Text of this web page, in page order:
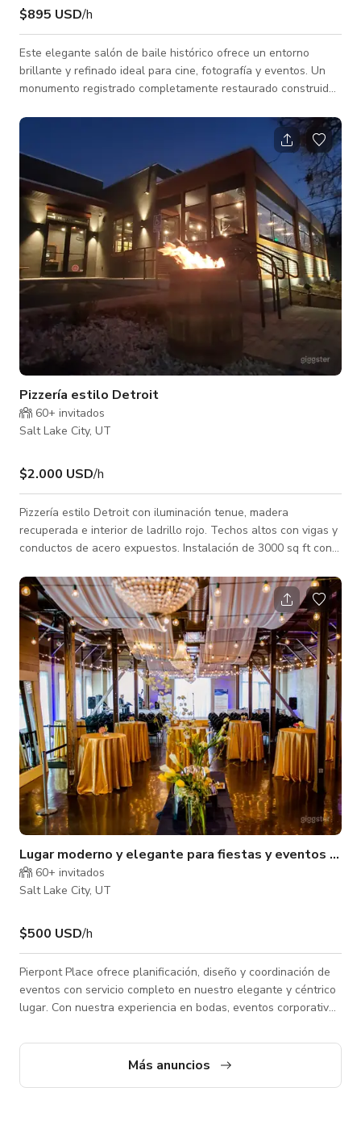
$895 USD/h
Este elegante salón de baile histórico ofrece un entorno
brillante y refinado ideal para cine, fotografía y eventos. Un
monumento registrado completamente restaurado construido
con detalles clásicos cuidadosamente preservados. El salón
principal está lleno de luz natural proveniente de ventanas
altas y cuenta con techos altos con frescos hechos a mano,
molduras ornamentadas y candelabros llamativos. Una paleta
de colores blanca n
Pizzería estilo Detroit
60+ invitados
Salt Lake City, UT
$2.000 USD/h
Pizzería estilo Detroit con iluminación tenue, madera
recuperada e interior de ladrillo rojo. Techos altos con vigas y
conductos de acero expuestos. Instalación de 3000 sq ft con
y un bar grande y hermoso. Capacidad para hasta 130
invitados.
Lugar moderno y elegante para fiestas y eventos en
60+ invitados
Salt Lake City, UT
$500 USD/h
Pierpont Place ofrece planificación, diseño y coordinación de
eventos con servicio completo en nuestro elegante y céntrico
lugar. Con nuestra experiencia en bodas, eventos corporativos
lucro y todas las demás ocasiones, nuestro espacio moderno
en el centro es perfecto para cualquier evento. Con nuestro
Más anuncios